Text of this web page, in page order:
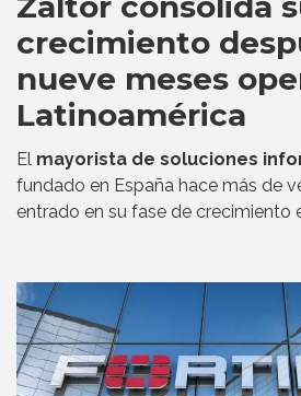
crecimiento
nueve meses
Latinoamérica
El mayorista de soluciones
fundado en España hace más de
entrado en su fase de crecimiento